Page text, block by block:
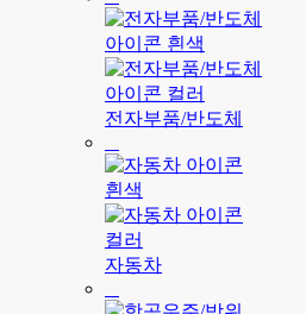
전자부품/반도체
자동차